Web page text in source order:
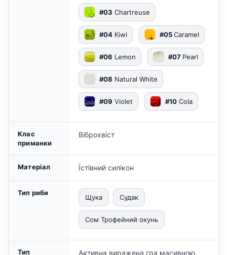
#03 Chartreuse
#04 Kiwi #05Caramel
#06 Lemon #07 Pearl
#08 Natural White
#09 Violet #10 Cola
Клас
приманки
Віброхвіст
Матеріал Їстівний силікон
Тип риби
Щука Судак
Сом Трофейний окунь
Тип
Активна виражена гра масивною